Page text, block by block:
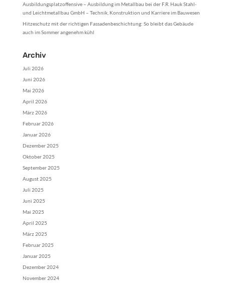
Ausbildungsplatzoffensive – Ausbildung im Metallbau bei der F.R. Hauk Stahl-
und Leichtmetallbau GmbH – Technik, Konstruktion und Karriere im Bauwesen
Hitzeschutz mit der richtigen Fassadenbeschichtung: So bleibt das Gebäude
auch im Sommer angenehm kühl
Archiv
Juli 2026
Juni 2026
Mai 2026
April 2026
März 2026
Februar 2026
Januar 2026
Dezember 2025
Oktober 2025
September 2025
August 2025
Juli 2025
Juni 2025
Mai 2025
April 2025
März 2025
Februar 2025
Januar 2025
Dezember 2024
November 2024